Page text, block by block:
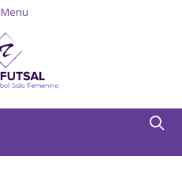
Menu